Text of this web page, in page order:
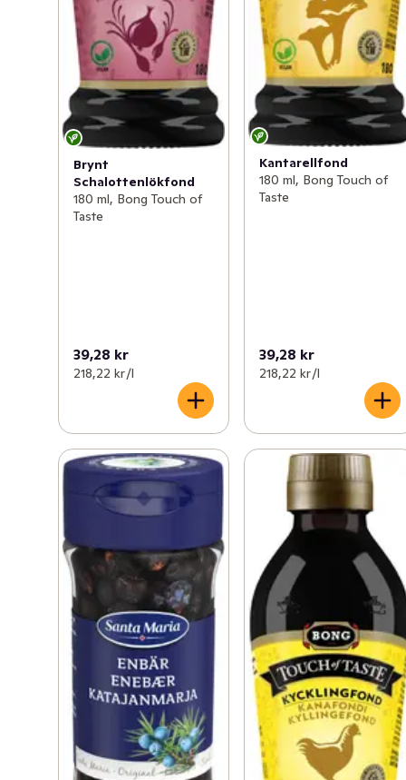
Brynt
Schalottenlökfond
180 ml, Bong Touch of
Taste
39,28 kr
218,22 kr /l
Kantarellfond
180 ml, Bong Touch of
Taste
39,28 kr
218,22 kr /l